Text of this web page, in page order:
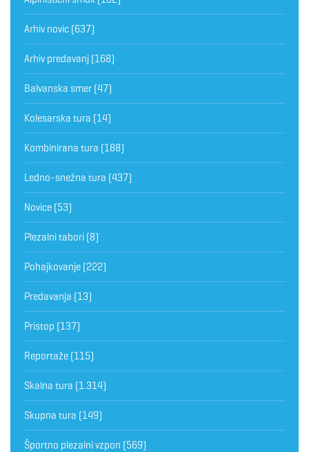
Arhiv novic (637)
Arhiv predavanj (168)
Balvanska smer (47)
Kolesarska tura (14)
Kombinirana tura (188)
Ledno-snežna tura (437)
Novice (53)
Plezalni tabori (8)
Pohajkovanje (222)
Predavanja (13)
Pristop (137)
Reportaže (115)
Skalna tura (1.314)
Skupna tura (149)
Športno plezalni vzpon (569)